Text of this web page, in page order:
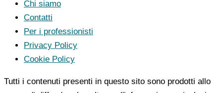
Chi siamo
Contatti
Per i professionisti
Privacy Policy
Cookie Policy
Tutti i contenuti presenti in questo sito sono prodotti allo